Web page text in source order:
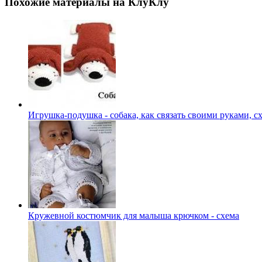
Игрушка-подушка - собака, как связать своими руками,
Кружевной костюмчик для малыша крючком - схема